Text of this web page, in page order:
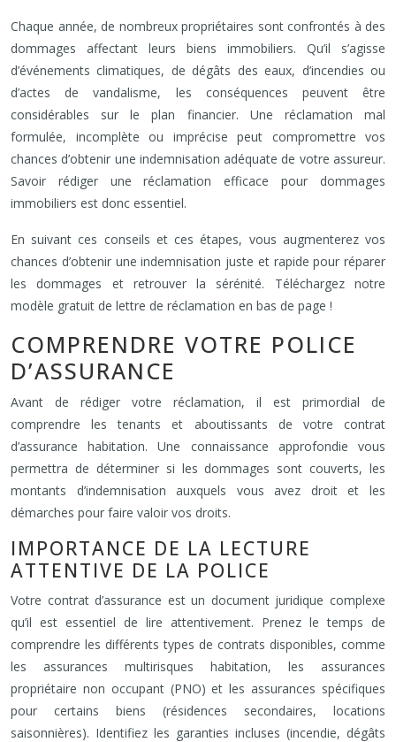
Chaque année, de nombreux propriétaires sont confrontés à des
dommages affectant leurs biens immobiliers. Qu’il s’agisse
d’événements climatiques, de dégâts des eaux, d’incendies ou
d’actes de vandalisme, les conséquences peuvent être
considérables sur le plan financier. Une réclamation mal
formulée, incomplète ou imprécise peut compromettre vos
chances d’obtenir une indemnisation adéquate de votre assureur.
Savoir rédiger une réclamation efficace pour dommages
immobiliers est donc essentiel.
En suivant ces conseils et ces étapes, vous augmenterez vos
chances d’obtenir une indemnisation juste et rapide pour réparer
les dommages et retrouver la sérénité. Téléchargez notre
modèle gratuit de lettre de réclamation en bas de page !
COMPRENDRE VOTRE POLICE
D’ASSURANCE
Avant de rédiger votre réclamation, il est primordial de
comprendre les tenants et aboutissants de votre contrat
d’assurance habitation. Une connaissance approfondie vous
permettra de déterminer si les dommages sont couverts, les
montants d’indemnisation auxquels vous avez droit et les
démarches pour faire valoir vos droits.
IMPORTANCE DE LA LECTURE
ATTENTIVE DE LA POLICE
Votre contrat d’assurance est un document juridique complexe
qu’il est essentiel de lire attentivement. Prenez le temps de
comprendre les différents types de contrats disponibles, comme
les assurances multirisques habitation, les assurances
propriétaire non occupant (PNO) et les assurances spécifiques
pour certains biens (résidences secondaires, locations
saisonnières). Identifiez les garanties incluses (incendie, dégâts